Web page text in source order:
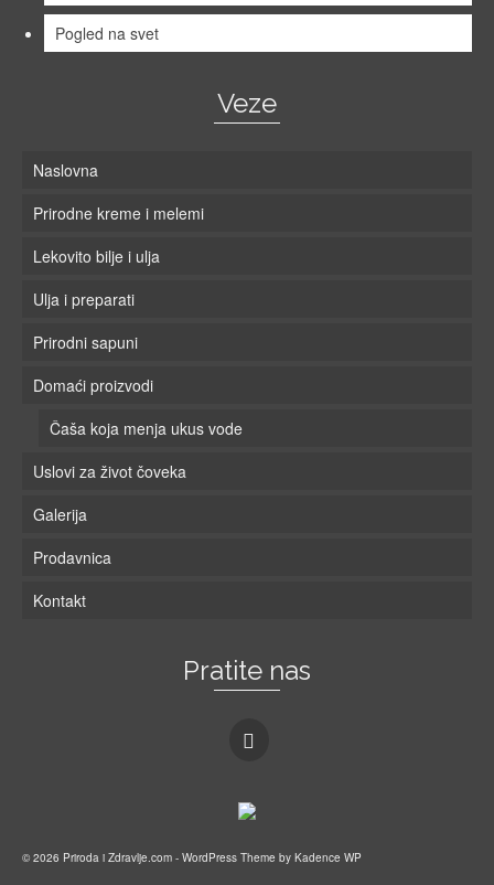
Pogled na svet
Veze
Naslovna
Prirodne kreme i melemi
Lekovito bilje i ulja
Ulja i preparati
Prirodni sapuni
Domaći proizvodi
Čaša koja menja ukus vode
Uslovi za život čoveka
Galerija
Prodavnica
Kontakt
Pratite nas
© 2026 Priroda i Zdravlje.com - WordPress Theme by Kadence WP